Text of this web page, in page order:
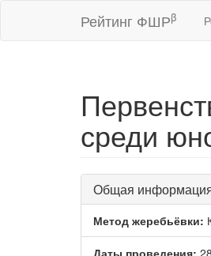
Рейтинг ФШРβ
среди
Общая
Метод жеребьёвки:
Даты проведения: